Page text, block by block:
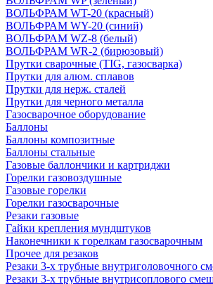
ВОЛЬФРАМ WT-20 (красный)
ВОЛЬФРАМ WY-20 (синий)
ВОЛЬФРАМ WZ-8 (белый)
ВОЛЬФРАМ WR-2 (бирюзовый)
Прутки сварочные (TIG, газосварка)
Прутки для алюм. сплавов
Прутки для нерж. сталей
Прутки для черного металла
Газосварочное оборудование
Баллоны
Баллоны композитные
Баллоны стальные
Газовые баллончики и картриджи
Горелки газовоздушные
Газовые горелки
Горелки газосварочные
Резаки газовые
Гайки крепления мундштуков
Наконечники к горелкам газосварочным
Прочее для резаков
Резаки 3-х трубные внутриголовочного
Резаки 3-х трубные внутрисоплового